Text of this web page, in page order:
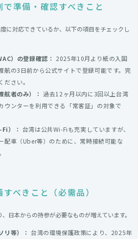
準備・確認すべきこと
に対応できているか、以下の項目をチェックし
）の登録確認： 2025年10月より紙の入国
航の3日前から公式サイトで登録可能です。完
さい。
航者のみ）： 過去12ヶ月以内に3回以上台湾
ウンターを利用できる「常客証」の対象で
）： 台湾は公共Wi-Fiも充実していますが、
配車（Uber等）のために、常時接続可能な
べきこと（必需品）
日本からの持参が必要なものが増えています。
リ等）： 台湾の環境保護政策により、2025年